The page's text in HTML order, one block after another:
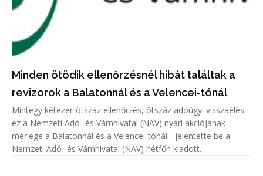
Minden ötödik ellenőrzésnél hibát találtak a
revizorok a Balatonnál és a Velencei-tónál
Mintegy kétezer-ötszáz ellenőrzés, ötszáz adóügyi visszaélés -
ez a Nemzeti Adó- és Vámhivatal (NAV) nyári akciójának
mérlege a Balatonnál és a Velencei-tónál - jelentette be a
Nemzeti Adó- és Vámhivatal (NAV) hétfőn kiadott